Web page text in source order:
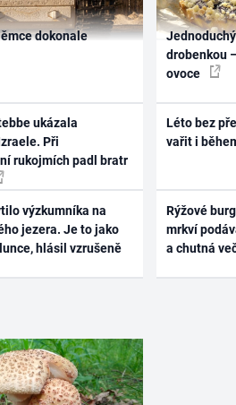
dokonale
ukázala
Při
rukojmích padl bratr
výzkumníka na
jezera. Je to jako
hlásil vzrušeně
drobenkou
ovoce
Léto bez
vařit i
Rýžové
mrkví
a chutná